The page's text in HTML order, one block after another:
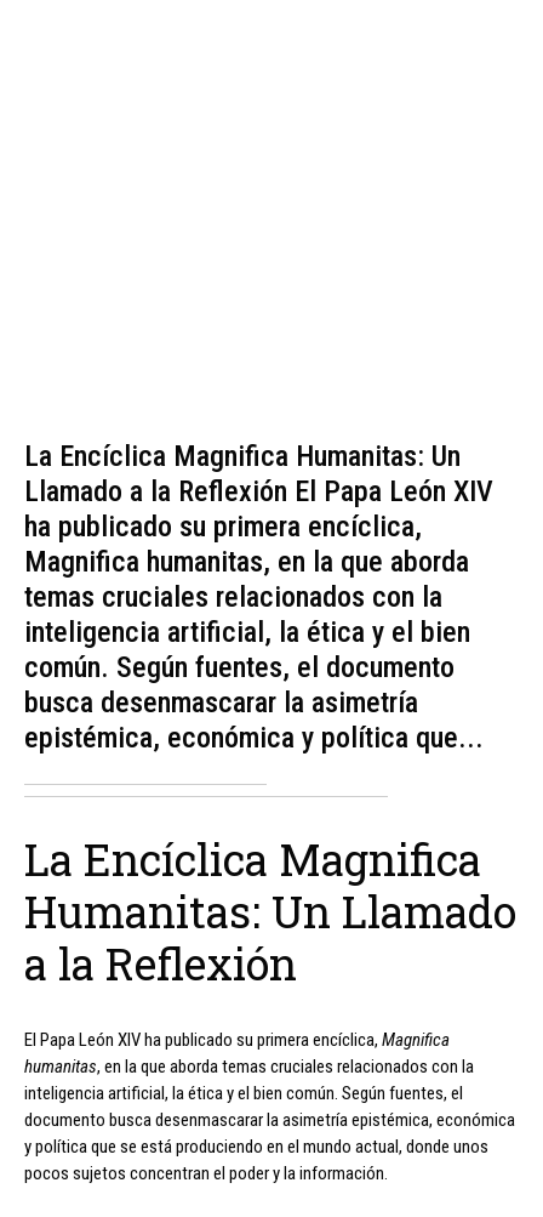
La Encíclica Magnifica Humanitas: Un
Llamado a la Reflexión El Papa León XIV
ha publicado su primera encíclica,
Magnifica humanitas, en la que aborda
temas cruciales relacionados con la
inteligencia artificial, la ética y el bien
común. Según fuentes, el documento
busca desenmascarar la asimetría
epistémica, económica y política que...
La Encíclica Magnifica
Humanitas: Un Llamado
a la Reflexión
El Papa León XIV ha publicado su primera encíclica, Magnifica
humanitas, en la que aborda temas cruciales relacionados con la
inteligencia artificial, la ética y el bien común. Según fuentes, el
documento busca desenmascarar la asimetría epistémica, económica
y política que se está produciendo en el mundo actual, donde unos
pocos sujetos concentran el poder y la información.